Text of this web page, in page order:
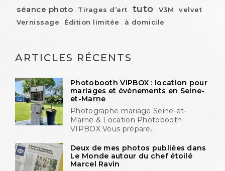
séance photo Tirages d’art tuto V3M
velvet
Vernissage
Édition limitée à domicile
ARTICLES RÉCENTS
Photobooth VIPBOX : location pour
mariages et événements en Seine-
et-Marne
Photographe mariage Seine-et-
Marne & Location Photobooth
VIPBOX Vous prépare..
Deux de mes photos publiées dans
Le Monde autour du chef étoilé
Marcel Ravin